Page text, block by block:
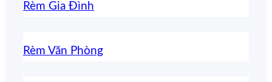
Rèm Gia Đình
Rèm Văn Phòng